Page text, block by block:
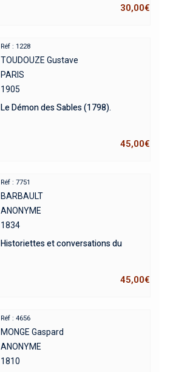
30,00€
Réf : 1228
TOUDOUZE Gustave
PARIS
1905
Le Démon des Sables (1798).
45,00€
Réf : 7751
BARBAULT
ANONYME
1834
Historiettes et conversations du
45,00€
Réf : 4656
MONGE Gaspard
ANONYME
1810